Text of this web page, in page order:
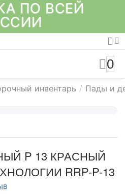
ПО ВСЕЙ
0
инвентарь / Пады и
P 13 КРАСНЫЙ
RRP-P-13